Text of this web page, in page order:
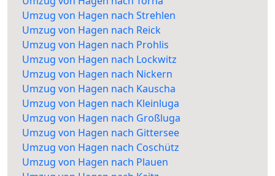
Umzug von Hagen nach Strehlen
Umzug von Hagen nach Reick
Umzug von Hagen nach Prohlis
Umzug von Hagen nach Lockwitz
Umzug von Hagen nach Nickern
Umzug von Hagen nach Kauscha
Umzug von Hagen nach Kleinluga
Umzug von Hagen nach Großluga
Umzug von Hagen nach Gittersee
Umzug von Hagen nach Coschütz
Umzug von Hagen nach Plauen